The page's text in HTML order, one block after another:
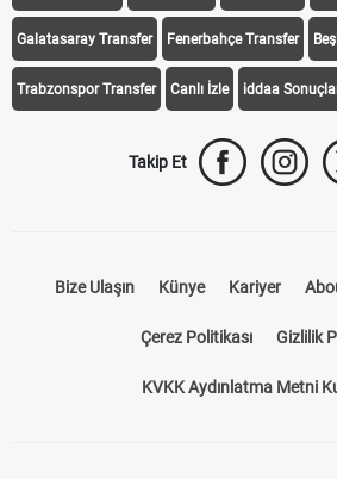
Galatasaray Transfer Fenerbahçe Transfer
Trabzonspor Transfer Canlı İzle iddaa
Takip Et
Bize Ulaşın Künye Kariyer
Çerez Politikası Gizlilik
KVKK Aydınlatma Metni